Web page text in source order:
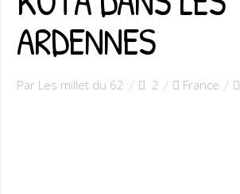
Valenciennes
ARDENNES
Par Les millet du 62 2 France